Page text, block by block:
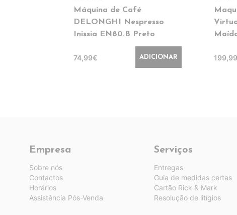
Máquina de Café
DELONGHI Nespresso
Inissia EN80.B Preto
74,99€ ADICIONAR
Empresa
Sobre nós
Contactos
Horários
Assistência Pós-Venda
Serviços
Entregas
Guia de medidas certas
Cartão Rick & Mark
Resolução de litígios